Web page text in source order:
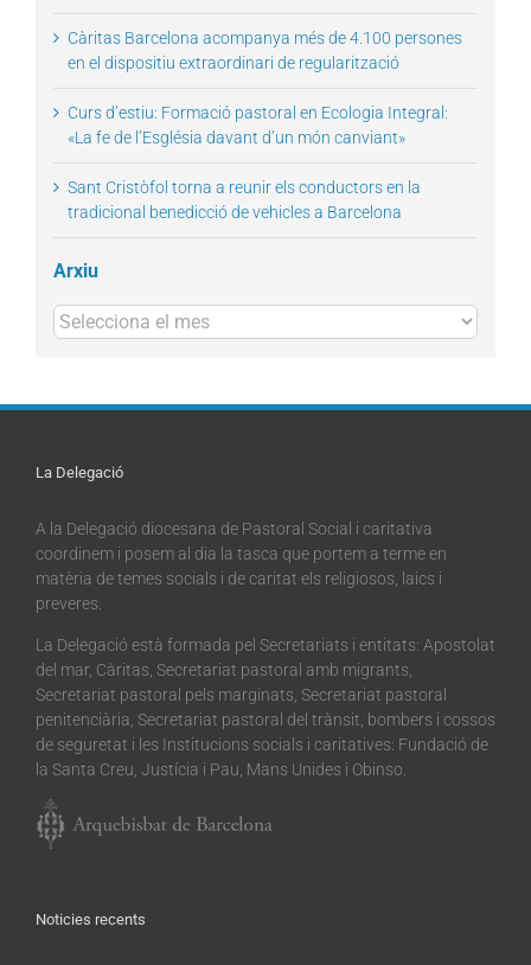
Càritas Barcelona acompanya més de 4.100 persones
en el dispositiu extraordinari de regularització
Curs d’estiu: Formació pastoral en Ecologia Integral:
«La fe de l’Església davant d’un món canviant»
Sant Cristòfol torna a reunir els conductors en la
tradicional benedicció de vehicles a Barcelona
Arxiu
Arxius
La Delegació
A la Delegació diocesana de Pastoral Social i caritativa
coordinem i posem al dia la tasca que portem a terme en
matèria de temes socials i de caritat els religiosos, laics i
preveres.
La Delegació està formada pel Secretariats i entitats: Apostolat
del mar, Càritas, Secretariat pastoral amb migrants,
Secretariat pastoral pels marginats, Secretariat pastoral
penitenciària, Secretariat pastoral del trànsit, bombers i cossos
de seguretat i les Institucions socials i caritatives: Fundació de
la Santa Creu, Justícia i Pau, Mans Unides i Obinso.
Noticies recents